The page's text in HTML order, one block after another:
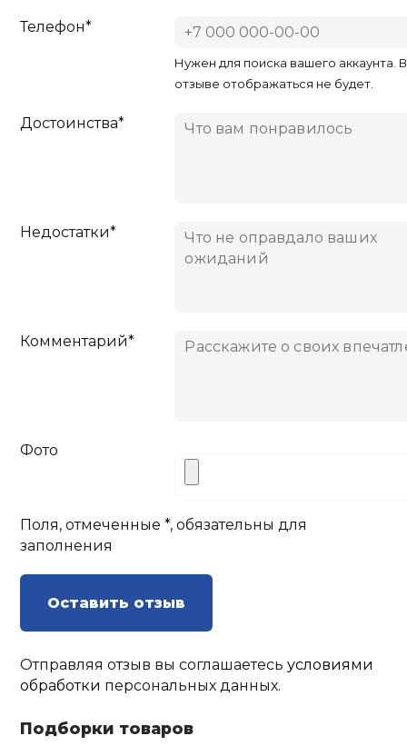
Телефон*
Нужен для поиска вашего аккаунта. В
отзыве отображаться не будет.
Достоинства*
Недостатки*
Комментарий*
Фото
Поля, отмеченные *, обязательны для
заполнения
Оставить отзыв
Отправляя отзыв вы соглашаетесьусловиями
обработки персональных данных.
Подборки товаров